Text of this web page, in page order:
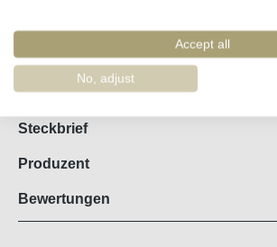
Artikel-Nr. : 44499
Steckbrief
Produzent
Bewertungen
Accept all
No, adjust